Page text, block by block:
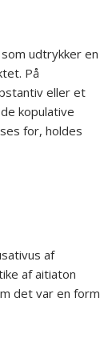
udtrykker en
På
eller et
kopulative
for, holdes
af
af aitiaton
det var en form